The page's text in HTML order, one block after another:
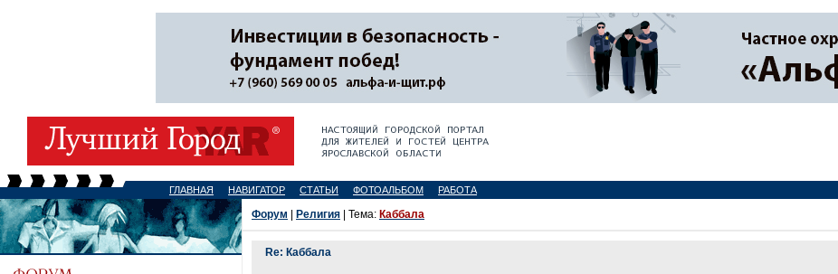
ГЛАВНАЯ НАВИГАТОР СТАТЬИ ФОТОАЛЬБОМ РАБОТА
Форум Религия | Тема: Каббала
Re: Каббала